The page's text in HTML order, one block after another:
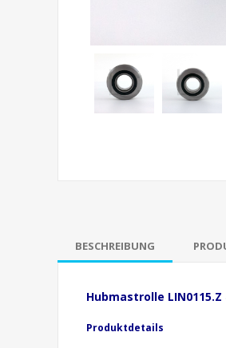
BESCHREIBUNG
Hubmastrolle LIN0115.Z
Produktdetails